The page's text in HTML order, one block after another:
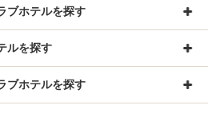
ブホテルを探す
ルを探す
ブホテルを探す